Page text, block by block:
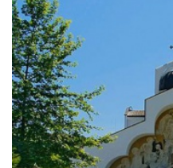
Vom Mittelmeer